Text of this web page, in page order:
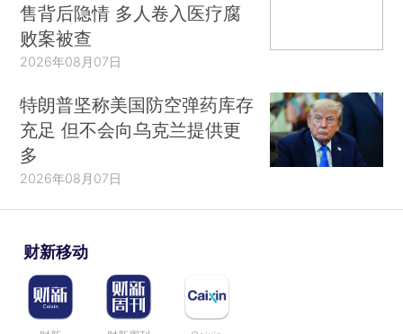
售背后隐情 多人卷入医疗腐
败案被查
2026年08月07日
特朗普坚称美国防空弹药库存
充足 但不会向乌克兰提供更
多
2026年08月07日
财新移动